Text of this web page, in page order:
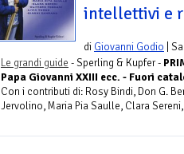
intellettivi e
di Giovanni Godio |
Le grandi guide - Sperling & Kupfer -
Papa Giovanni XXIII ecc. - Fuori
Con i contributi di: Rosy Bindi, Don G.
Jervolino, Maria Pia Saulle, Clara